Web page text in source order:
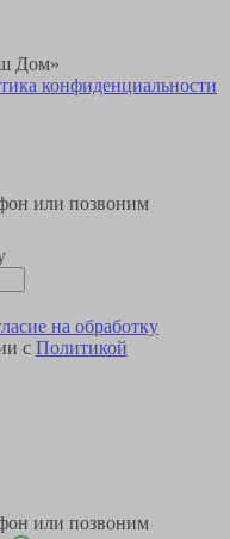
Дом»
конфиденциальности
или позвоним
на обработку
с Политикой
или позвоним